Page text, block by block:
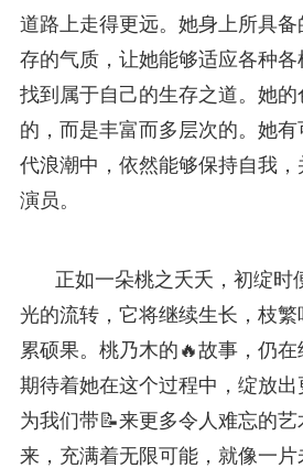
道路上走得更远。她身上所具备
存的气质，让她能够适应各种
找到属于自己的生存之道。她
的，而是丰富而多层次的。她
代浪潮中，依然能够保持自我
演员。
正如一朵桃之夭夭，初绽时
光的流转，它将继续生长，枝
累硕果。桃乃木的🔥故事，仍
期待着她在这个过程中，绽放出
为我们带📝来更多令人难忘的
来，充满着无限可能，就像一片